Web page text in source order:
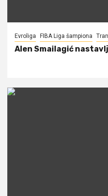
Evroliga FIBA Liga šampiona
Alen Smailagić